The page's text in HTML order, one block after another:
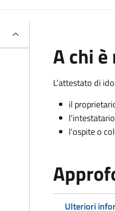
A chi
L’attestato di
il
l'ospite o
Ulteriori